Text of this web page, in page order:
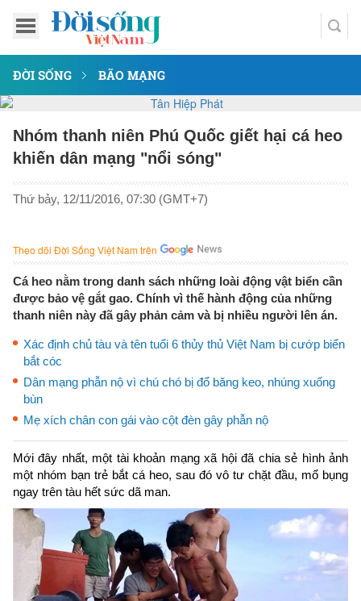
ĐỜI SỐNG BÃO MẠNG
Nhóm thanh niên Phú Quốc giết hại cá heo
khiến dân mạng "nổi sóng"
Thứ bảy, 12/11/2016, 07:30 (GMT+7)
Theo dõi Đời Sống Việt Nam trên
Cá heo nằm trong danh sách những loài động vật biển cần
được bảo vệ gắt gao. Chính vì thế hành động của những
thanh niên này đã gây phản cảm và bị nhiều người lên án.
Xác định chủ tàu và tên tuổi 6 thủy thủ Việt Nam bị cướp biển
bắt cóc
Dân mạng phẫn nộ vì chú chó bị đổ băng keo, nhúng xuống
bùn
Mẹ xích chân con gái vào cột đèn gây phẫn nộ
Mới đây nhất, một tài khoản mạng xã hội đã chia sẻ hình ảnh
một nhóm bạn trẻ bắt cá heo, sau đó vô tư chặt đầu, mổ bụng
ngay trên tàu hết sức dã man.